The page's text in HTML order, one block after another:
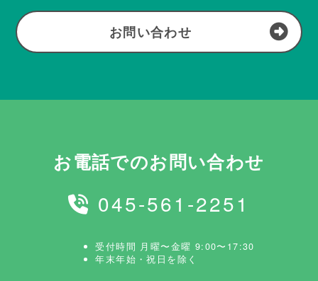
お問い合わせ
お電話でのお問い合わせ
045-561-2251
受付時間 月曜〜金曜 9:00〜17:30
年末年始・祝日を除く